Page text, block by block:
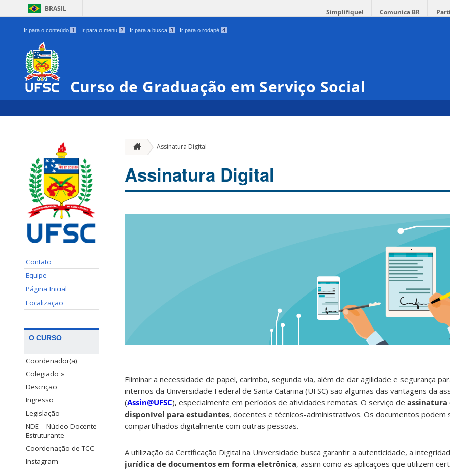
BRASIL Simplifique! Comunica BR
Ir para o conteúdo 1 Ir para o menu 2 Ir para a busca 3 Ir para o rodapé 4
Curso de Graduação em Serviço Social
Contato
Equipe
Página Inicial
Localização
O CURSO
Coordenador(a)
Colegiado »
Descrição
Ingresso
Legislação
NDE – Núcleo Docente
Estruturante
Coordenação de TCC
Instagram
Assinatura Digital
Assinatura Digital
Eliminar a necessidade de papel, carimbo, segunda via, além de dar agilidade e segurança
internos da Universidade Federal de Santa Catarina (UFSC) são algumas das vantagens da
(Assin@UFSC), especialmente em períodos de atividades remotas. O serviço de
disponível para estudantes, docentes e técnicos-administrativos. Os documentos podem
compartilhados digitalmente com outras pessoas.
A utilização da Certificação Digital na Universidade busca garantir a autenticidade, a
jurídica de documentos em forma eletrônica, assim como as aplicações que utilizem